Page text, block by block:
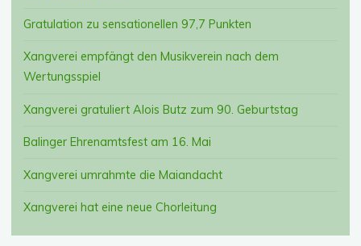
Gratulation zu sensationellen 97,7 Punkten
Xangverei empfängt den Musikverein nach dem
Wertungsspiel
Xangverei gratuliert Alois Butz zum 90. Geburtstag
Balinger Ehrenamtsfest am 16. Mai
Xangverei umrahmte die Maiandacht
Xangverei hat eine neue Chorleitung